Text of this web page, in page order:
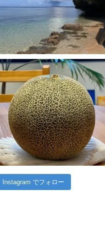
Instagram でフォロー